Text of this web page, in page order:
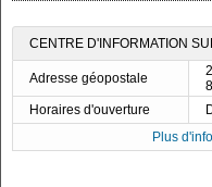
CENTRE D'INFORMATION
Adresse géopostale
Horaires d'ouverture
Plus